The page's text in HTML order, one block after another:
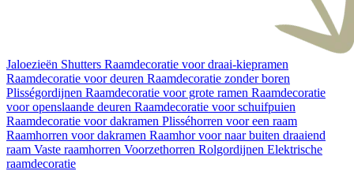
Jaloezieën Shutters Raamdecoratie voor draai-kiepramen
Raamdecoratie voor deuren Raamdecoratie zonder boren
Plisségordijnen Raamdecoratie voor grote ramen Raamdecoratie
voor openslaande deuren Raamdecoratie voor schuifpuien
Raamdecoratie voor dakramen Plisséhorren voor een raam
Raamhorren voor dakramen Raamhor voor naar buiten draaiend
raam Vaste raamhorren Voorzethorren Rolgordijnen Elektrische
raamdecoratie